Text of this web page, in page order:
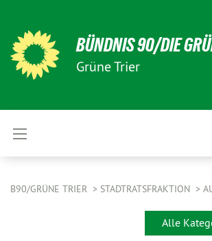
BÜNDNIS 90/DIE
Grüne Trier
B90/GRÜNE TRIER STADTRATSFRAKTION
Alle